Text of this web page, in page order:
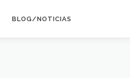
BLOG/NOTICIAS